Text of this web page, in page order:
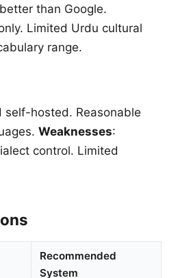
than Google.
Limited Urdu cultural
range.
self-hosted. Reasonable
Weaknesses:
control. Limited
Recommended
System